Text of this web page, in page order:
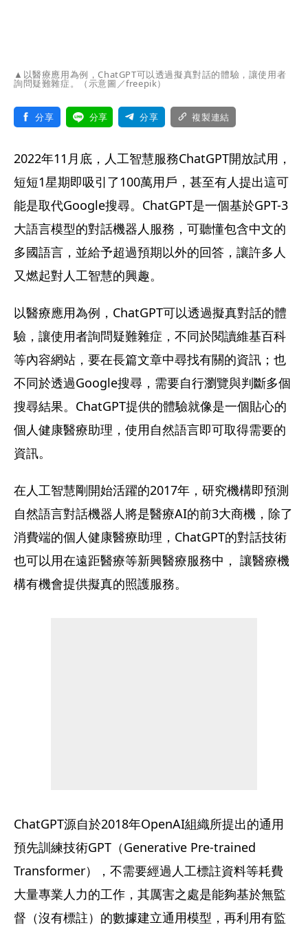
▲以醫療應用為例，ChatGPT可以透過擬真對話的體驗，讓使用者
詢問疑難雜症。（示意圖／freepik）
分享 分享 分享 複製連結
2022年11月底，人工智慧服務ChatGPT開放試用，
短短1星期即吸引了100萬用戶，甚至有人提出這可
能是取代Google搜尋。ChatGPT是一個基於GPT-3
大語言模型的對話機器人服務，可聽懂包含中文的
多國語言，並給予超過預期以外的回答，讓許多人
又燃起對人工智慧的興趣。
以醫療應用為例，ChatGPT可以透過擬真對話的體
驗，讓使用者詢問疑難雜症，不同於閱讀維基百科
等內容網站，要在長篇文章中尋找有關的資訊；也
不同於透過Google搜尋，需要自行瀏覽與判斷多個
搜尋結果。ChatGPT提供的體驗就像是一個貼心的
個人健康醫療助理，使用自然語言即可取得需要的
資訊。
在人工智慧剛開始活躍的2017年，研究機構即預測
自然語言對話機器人將是醫療AI的前3大商機，除了
消費端的個人健康醫療助理，ChatGPT的對話技術
也可以用在遠距醫療等新興醫療服務中， 讓醫療機
構有機會提供擬真的照護服務。
ChatGPT源自於2018年OpenAI組織所提出的通用
預先訓練技術GPT（Generative Pre-trained
Transformer），不需要經過人工標註資料等耗費
大量專業人力的工作，其厲害之處是能夠基於無監
督（沒有標註）的數據建立通用模型，再利用有監